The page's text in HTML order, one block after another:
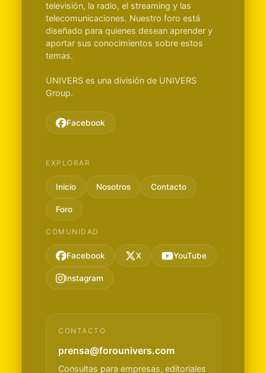
televisión, la radio, el streaming y las
telecomunicaciones. Nuestro foro está
diseñado para quienes desean aprender y
aportar sus conocimientos sobre estos
temas.
UNIVERS es una división de UNIVERS
Group.
Facebook
EXPLORAR
Inicio Nosotros Contacto
Foro
COMUNIDAD
Facebook X YouTube
Instagram
CONTACTO
prensa@forounivers.com
Consultas para empresas, editoriales